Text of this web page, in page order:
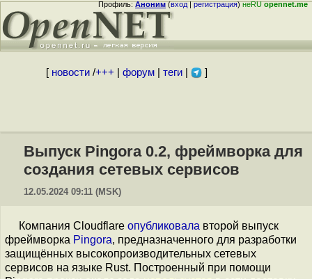
Профиль:Аноним(вход|регистрация)неRUopennet.me
[ новости/+++ форум| теги| ]
Выпуск Pingora 0.2, фреймворка для
создания сетевых сервисов
12.05.2024 09:11 (MSK)
Компания Cloudflare опубликовала второй выпуск
фреймворка Pingora, предназначенного для разработки
защищённых высокопроизводительных сетевых
сервисов на языке Rust. Построенный при помощи